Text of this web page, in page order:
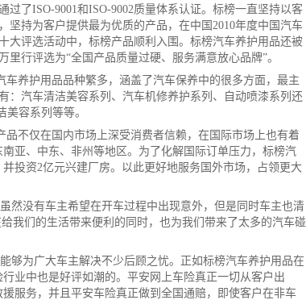
过了ISO-9001和ISO-9002质量体系认证。标榜一直坚持以客
坚持为客户提供最为优质的产品，在中国2010年度中国汽车
大评选活动中，标榜产品顺利入围。标榜汽车养护用品还被
里行评选为“全国产品质量过硬、服务满意放心品牌”。
车养护用品品种繁多，涵盖了汽车保养中的很多方面，最主
：汽车清洁美容系列、汽车机修养护系列、自动喷漆系列还
美容系列等等。
品不仅在国内市场上深受消费者信赖，在国际市场上也有着
亚、中东、非州等地区。为了化解国际订单压力，标榜汽
投资2亿元兴建厂房。以此更好地服务国外市场，占领更大
然没有车主希望在开车过程中出现意外，但是同时车主也清
我们的生活带来便利的同时，也为我们带来了太多的汽车碰
够为广大车主解决不少后顾之忧。正如标榜汽车养护用品在
行业中也是好评如潮的。平安网上车险真正一切从客户出
服务，并且平安车险真正做到全国通赔，即使客户在非车